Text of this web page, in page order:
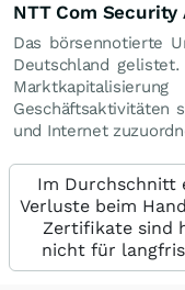
NTT Com
Das börsennotierte
Deutschland
Geschäftsaktivitäten
und Internet
Im Durchschnitt
Verluste beim
Zertifikate sind
nicht für